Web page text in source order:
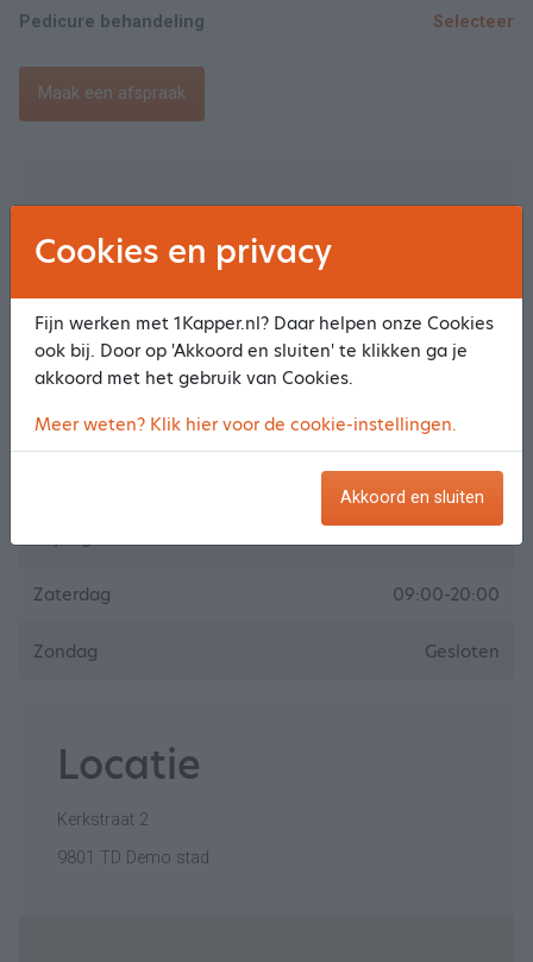
Pedicure behandeling Selecteer
Maak een afspraak
Openingstijden
Dinsdag 09:00-12:00, 12:30-17:30, 21:00-22:00
Woensdag 09:00-13:00, 14:00-18:00
Zaterdag 09:00-20:00
Zondag Gesloten
Locatie
Kerkstraat 2
9801 TD Demo stad
Cookies en privacy
Fijn werken met 1Kapper.nl? Daar helpen onze Cookies
ook bij. Door op 'Akkoord en sluiten' te klikken ga je
akkoord met het gebruik van Cookies.
Meer weten? Klik hier voor de cookie-instellingen.
Akkoord en sluiten